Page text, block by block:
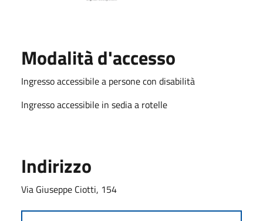
Modalità d'accesso
Ingresso accessibile a persone con disabilità
Ingresso accessibile in sedia a rotelle
Indirizzo
Via Giuseppe Ciotti, 154